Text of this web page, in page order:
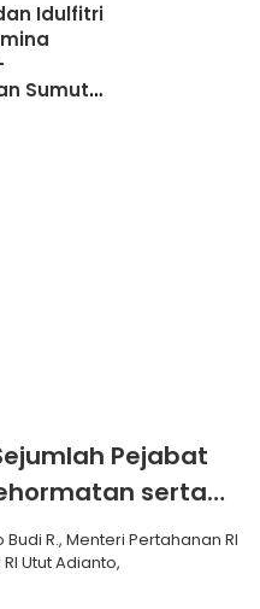
Idulfitri
Sumut
Pejabat
serta
R., Menteri Pertahanan RI
Utut Adianto,